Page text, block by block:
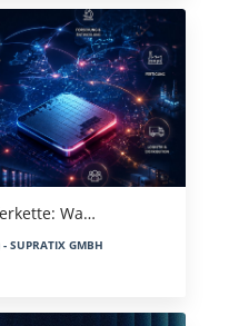
Wa…
- SUPRATIX GMBH